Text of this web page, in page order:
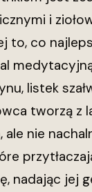
i
to, co
listek
tworzą z
ale nie
nadając jej